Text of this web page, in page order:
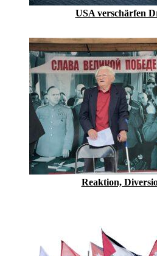
USA verschärfen
Reaktion,